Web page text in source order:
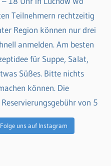
Folge uns auf Instagram